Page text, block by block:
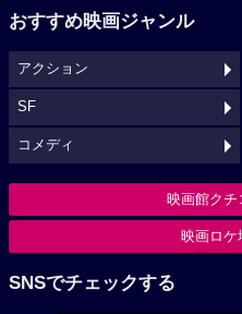
おすすめ映画ジャンル
アクション
SF
コメディ
映画館クチ
映画ロケ
SNSでチェックする